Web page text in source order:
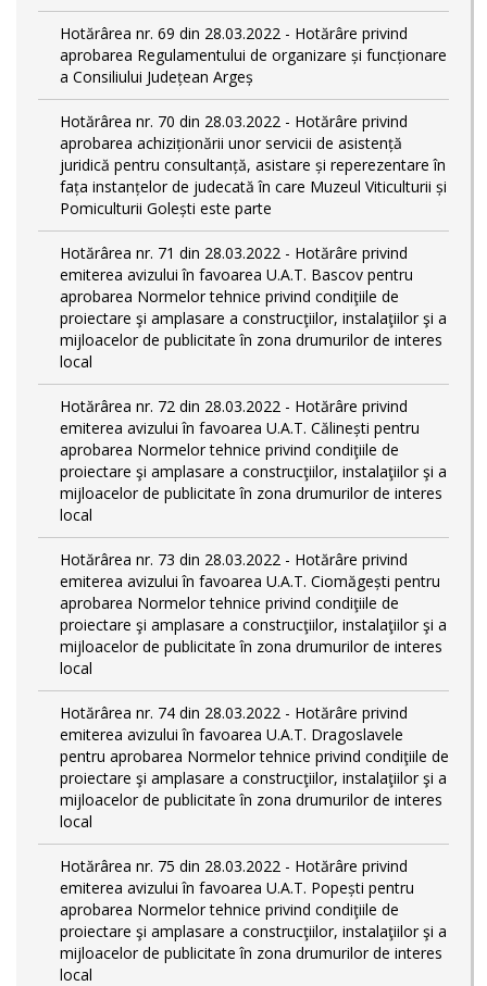
Hotărârea nr. 69 din 28.03.2022 - Hotărâre privind
aprobarea Regulamentului de organizare și funcționare
a Consiliului Județean Argeș
Hotărârea nr. 70 din 28.03.2022 - Hotărâre privind
aprobarea achiziționării unor servicii de asistență
juridică pentru consultanță, asistare și reperezentare în
fața instanțelor de judecată în care Muzeul Viticulturii și
Pomiculturii Golești este parte
Hotărârea nr. 71 din 28.03.2022 - Hotărâre privind
emiterea avizului în favoarea U.A.T. Bascov pentru
aprobarea Normelor tehnice privind condiţiile de
proiectare şi amplasare a construcţiilor, instalaţiilor şi a
mijloacelor de publicitate în zona drumurilor de interes
local
Hotărârea nr. 72 din 28.03.2022 - Hotărâre privind
emiterea avizului în favoarea U.A.T. Călinești pentru
aprobarea Normelor tehnice privind condiţiile de
proiectare şi amplasare a construcţiilor, instalaţiilor şi a
mijloacelor de publicitate în zona drumurilor de interes
local
Hotărârea nr. 73 din 28.03.2022 - Hotărâre privind
emiterea avizului în favoarea U.A.T. Ciomăgești pentru
aprobarea Normelor tehnice privind condiţiile de
proiectare şi amplasare a construcţiilor, instalaţiilor şi a
mijloacelor de publicitate în zona drumurilor de interes
local
Hotărârea nr. 74 din 28.03.2022 - Hotărâre privind
emiterea avizului în favoarea U.A.T. Dragoslavele
pentru aprobarea Normelor tehnice privind condiţiile de
proiectare şi amplasare a construcţiilor, instalaţiilor şi a
mijloacelor de publicitate în zona drumurilor de interes
local
Hotărârea nr. 75 din 28.03.2022 - Hotărâre privind
emiterea avizului în favoarea U.A.T. Popești pentru
aprobarea Normelor tehnice privind condiţiile de
proiectare şi amplasare a construcţiilor, instalaţiilor şi a
mijloacelor de publicitate în zona drumurilor de interes
local